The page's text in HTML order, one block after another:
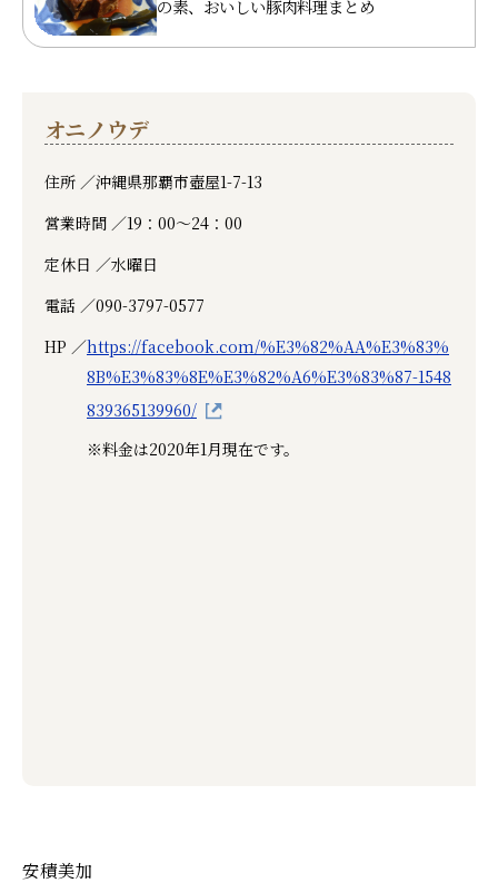
の素、おいしい豚肉料理まとめ
オニノウデ
住所 ／沖縄県那覇市壺屋1-7-13
営業時間 ／19：00～24：00
定休日 ／水曜日
電話 ／090-3797-0577
HP ／https://facebook.com/%E3%82%AA%E3%83%
8B%E3%83%8E%E3%82%A6%E3%83%87-1548
839365139960/
※料金は2020年1月現在です。
安積美加